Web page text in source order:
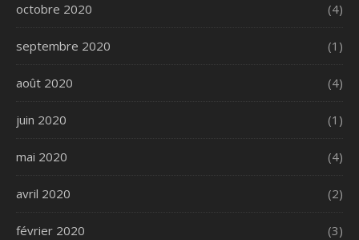
octobre 2020 (4)
septembre 2020 (1)
août 2020 (4)
juin 2020 (1)
mai 2020 (4)
avril 2020 (2)
février 2020 (3)